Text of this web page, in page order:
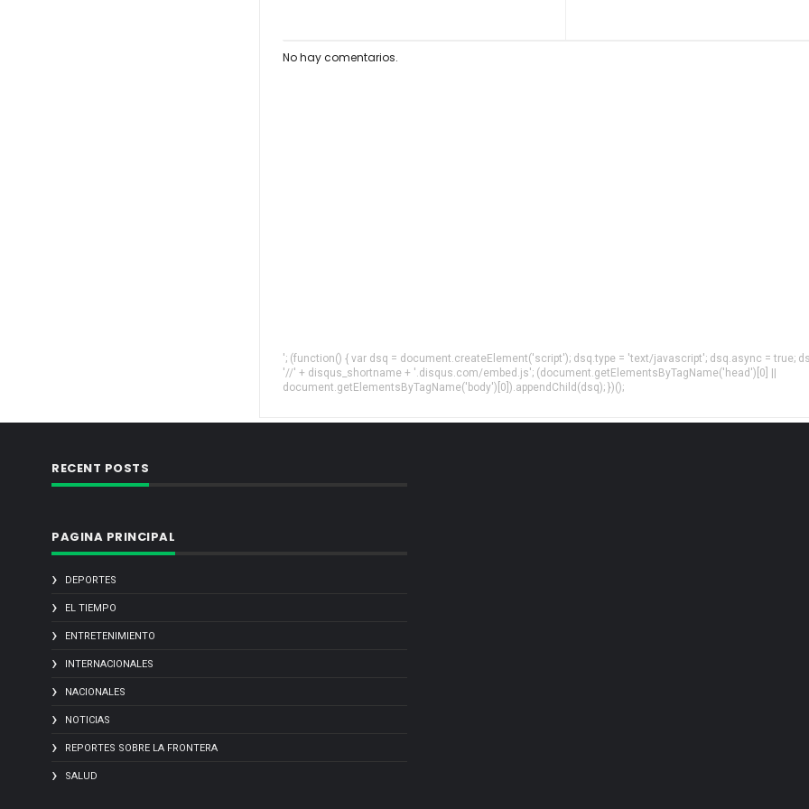
No hay comentarios.
'; (function() { var dsq = document.createElement('script'); dsq.type = 'text/javascript'; dsq.async = true;
'//' + disqus_shortname + '.disqus.com/embed.js'; (document.getElementsByTagName('head')[0] ||
document.getElementsByTagName('body')[0]).appendChild(dsq); })();
RECENT POSTS
PAGINA PRINCIPAL
DEPORTES
EL TIEMPO
ENTRETENIMIENTO
INTERNACIONALES
NACIONALES
NOTICIAS
REPORTES SOBRE LA FRONTERA
SALUD